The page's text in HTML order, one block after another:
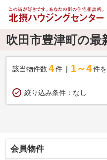
吹田市豊津町の最
該当物件数 4件 1～4 件
絞り込み条件： なし
会員物件